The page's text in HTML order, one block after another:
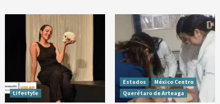
Lifestyle
Estados
México Centro
Querétaro de Arteaga